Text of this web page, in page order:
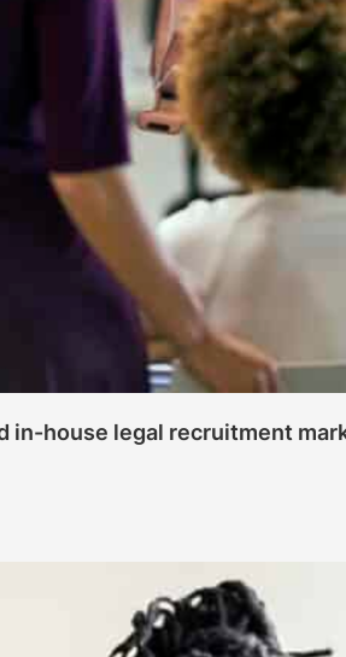
in-house legal recruitment